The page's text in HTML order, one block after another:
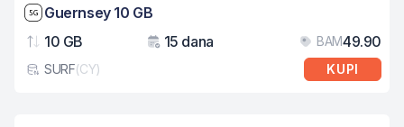
Brzina mreže: 5G
Guernsey 10 GB
Podaci
10 GB
Važenje
15 dana BAM49.90
Tip eSIM kartice
SURF(CY) KUPI